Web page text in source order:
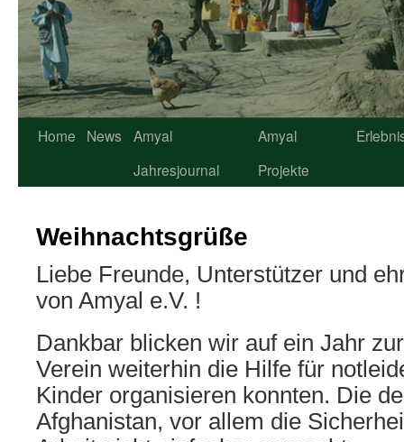
Home News
Amyal
Jahresjournal
Amyal
Projekte
Weihnachtsgrüße
Liebe Freunde, Unterstützer und
von Amyal e.V. !
Dankbar blicken wir auf ein Jahr
Verein weiterhin die Hilfe für
Kinder organisieren konnten. Die
Afghanistan, vor allem die